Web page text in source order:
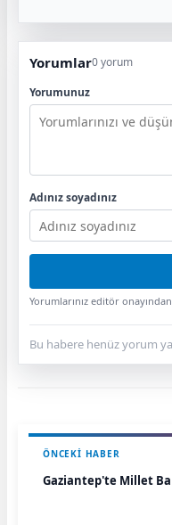
Yorumlar0 yorum
Yorumunuz
Adınız soyadınız
Yorumlarınız editör onayından
Bu habere henüz yorum
ÖNCEKI HABER
Gaziantep'te Millet